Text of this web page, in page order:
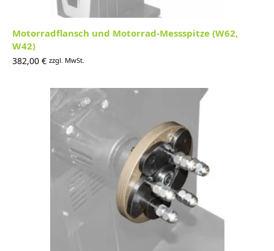
Motorradflansch und Motorrad-Messspitze (W62,
W42)
382,00 € zzgl. MwSt.